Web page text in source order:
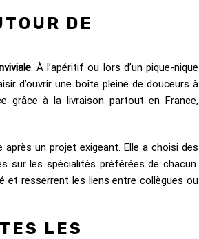
DE
. À l’apéritif ou lors d’un pique-nique
d’ouvrir une boîte pleine de douceurs à
grâce à la livraison partout en France,
un projet exigeant. Elle a choisi des
sur les spécialités préférées de chacun.
et resserrent les liens entre collègues ou
LES